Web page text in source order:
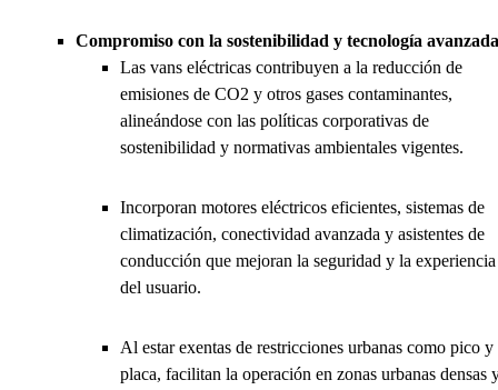
Compromiso con la sostenibilidad y tecnología avanzada
Las vans eléctricas contribuyen a la reducción de
emisiones de CO2 y otros gases contaminantes,
alineándose con las políticas corporativas de
sostenibilidad y normativas ambientales vigentes.
Incorporan motores eléctricos eficientes, sistemas de
climatización, conectividad avanzada y asistentes de
conducción que mejoran la seguridad y la experiencia
del usuario.
Al estar exentas de restricciones urbanas como pico y
placa, facilitan la operación en zonas urbanas densas